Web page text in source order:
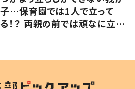
子…保育園では1人で立って
る！？ 両親の前では頑なに立た